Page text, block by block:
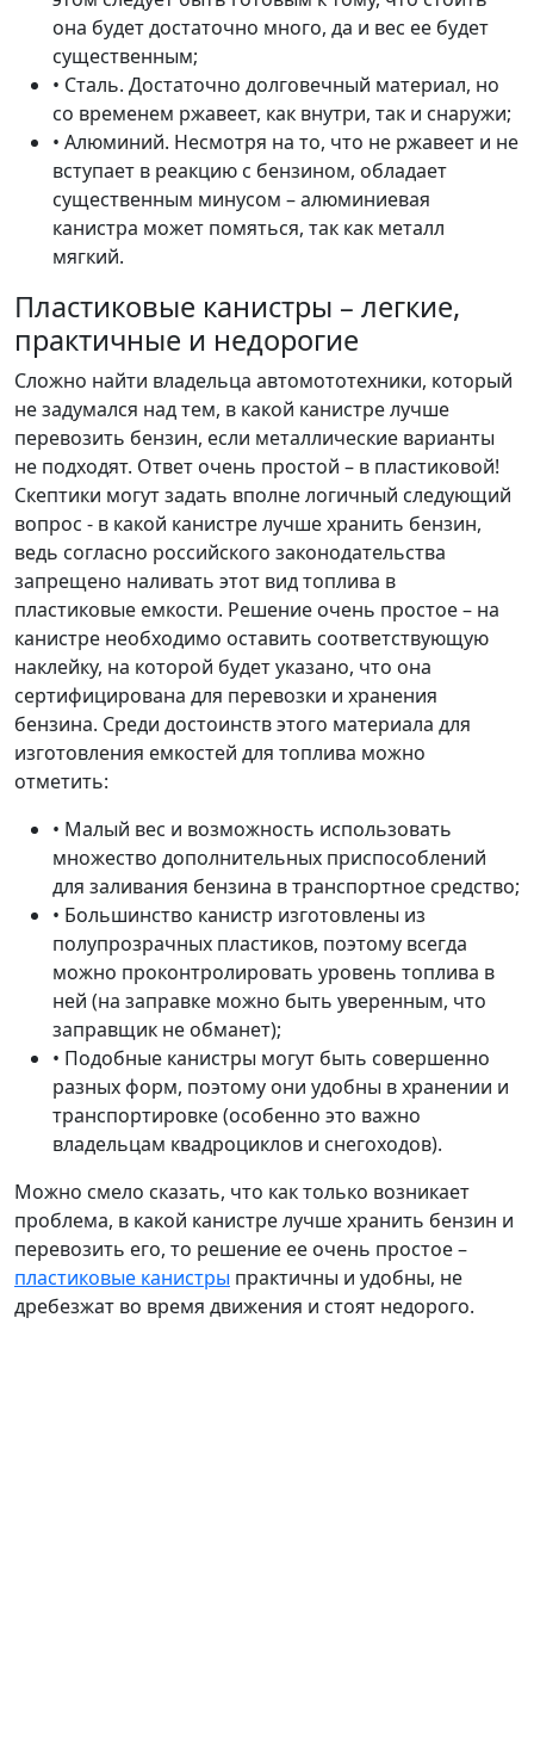
она будет достаточно много, да и вес ее будет
существенным;
• Сталь. Достаточно долговечный материал, но
со временем ржавеет, как внутри, так и снаружи;
• Алюминий. Несмотря на то, что не ржавеет и не
вступает в реакцию с бензином, обладает
существенным минусом – алюминиевая
канистра может помяться, так как металл
мягкий.
Пластиковые канистры – легкие,
практичные и недорогие
Сложно найти владельца автомототехники, который
не задумался над тем, в какой канистре лучше
перевозить бензин, если металлические варианты
не подходят. Ответ очень простой – в пластиковой!
Скептики могут задать вполне логичный следующий
вопрос - в какой канистре лучше хранить бензин,
ведь согласно российского законодательства
запрещено наливать этот вид топлива в
пластиковые емкости. Решение очень простое – на
канистре необходимо оставить соответствующую
наклейку, на которой будет указано, что она
сертифицирована для перевозки и хранения
бензина. Среди достоинств этого материала для
изготовления емкостей для топлива можно
отметить:
• Малый вес и возможность использовать
множество дополнительных приспособлений
для заливания бензина в транспортное средство;
• Большинство канистр изготовлены из
полупрозрачных пластиков, поэтому всегда
можно проконтролировать уровень топлива в
ней (на заправке можно быть уверенным, что
заправщик не обманет);
• Подобные канистры могут быть совершенно
разных форм, поэтому они удобны в хранении и
транспортировке (особенно это важно
владельцам квадроциклов и снегоходов).
Можно смело сказать, что как только возникает
проблема, в какой канистре лучше хранить бензин и
перевозить его, то решение ее очень простое –
пластиковые канистры практичны и удобны, не
дребезжат во время движения и стоят недорого.